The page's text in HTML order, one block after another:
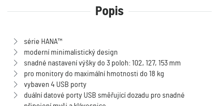
Popis
série HANA™
moderní minimalistický design
snadné nastavení výšky do 3 poloh: 102, 127, 153 mm
pro monitory do maximální hmotnosti do 18 kg
vybaven 4 USB porty
duální datové porty USB směřující dozadu pro snadné